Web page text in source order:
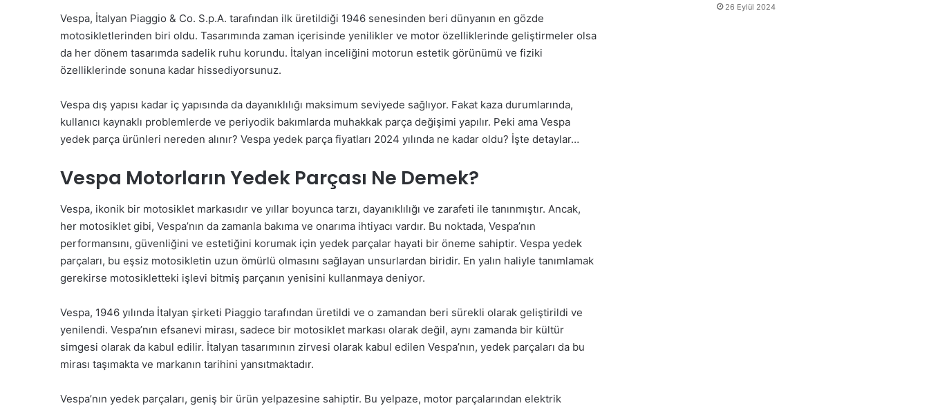
Vespa, İtalyan Piaggio & Co. S.p.A. tarafından ilk üretildiği 1946 senesinden beri dünyanın en gözde
motosikletlerinden biri oldu. Tasarımında zaman içerisinde yenilikler ve motor özelliklerinde geliştirmeler olsa
da her dönem tasarımda sadelik ruhu korundu. İtalyan inceliğini motorun estetik görünümü ve fiziki
özelliklerinde sonuna kadar hissediyorsunuz.
Vespa dış yapısı kadar iç yapısında da dayanıklılığı maksimum seviyede sağlıyor. Fakat kaza durumlarında,
kullanıcı kaynaklı problemlerde ve periyodik bakımlarda muhakkak parça değişimi yapılır. Peki ama Vespa
yedek parça ürünleri nereden alınır? Vespa yedek parça fiyatları 2024 yılında ne kadar oldu? İşte detaylar…
Vespa Motorların Yedek Parçası Ne Demek?
Vespa, ikonik bir motosiklet markasıdır ve yıllar boyunca tarzı, dayanıklılığı ve zarafeti ile tanınmıştır. Ancak,
her motosiklet gibi, Vespa’nın da zamanla bakıma ve onarıma ihtiyacı vardır. Bu noktada, Vespa’nın
performansını, güvenliğini ve estetiğini korumak için yedek parçalar hayati bir öneme sahiptir. Vespa yedek
parçaları, bu eşsiz motosikletin uzun ömürlü olmasını sağlayan unsurlardan biridir. En yalın haliyle tanımlamak
gerekirse motosikletteki işlevi bitmiş parçanın yenisini kullanmaya deniyor.
Vespa, 1946 yılında İtalyan şirketi Piaggio tarafından üretildi ve o zamandan beri sürekli olarak geliştirildi ve
yenilendi. Vespa’nın efsanevi mirası, sadece bir motosiklet markası olarak değil, aynı zamanda bir kültür
simgesi olarak da kabul edilir. İtalyan tasarımının zirvesi olarak kabul edilen Vespa’nın, yedek parçaları da bu
mirası taşımakta ve markanın tarihini yansıtmaktadır.
Vespa’nın yedek parçaları, geniş bir ürün yelpazesine sahiptir. Bu yelpaze, motor parçalarından elektrik
26 Eylül 2024